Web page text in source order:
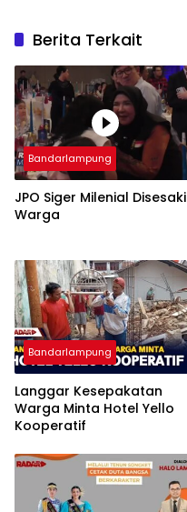
Berita Terkait
Bandarlampung
JPO Siger Milenial Disesaki
Warga
Bandarlampung
Langgar Kesepakatan
Warga Minta Hotel Yello
Kooperatif